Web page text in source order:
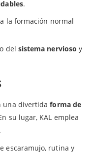
.
la formación normal
del sistema nervioso y
una divertidaforma de
su lugar, KAL emplea
escaramujo, rutina y